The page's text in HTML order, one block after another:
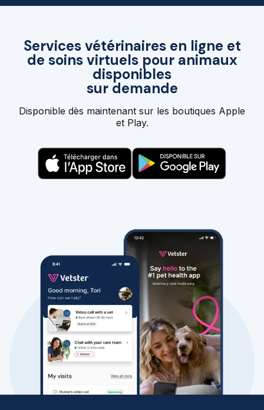
Services vétérinaires en ligne et
de soins virtuels pour animaux
disponibles
sur demande
Disponible dès maintenant sur les boutiques Apple
et Play.